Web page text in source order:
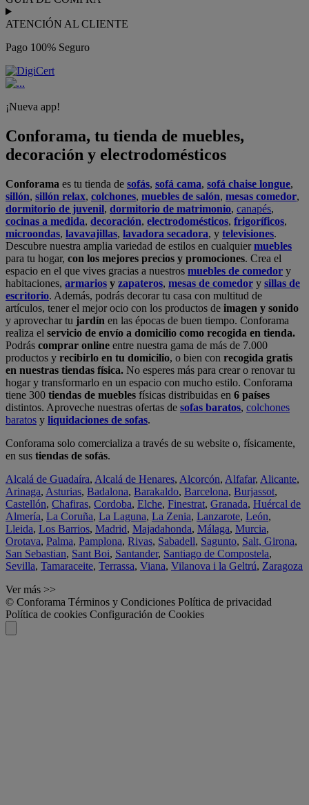
ATENCIÓN AL CLIENTE
Pago 100% Seguro
¡Nueva app!
Conforama, tu tienda de muebles,
decoración y electrodomésticos
Conforama es tu tienda de sofás, sofá cama, sofá chaise longue,
sillón, sillón relax, colchones, muebles de salón, mesas comedor,
dormitorio de juvenil, dormitorio de matrimonio, canapés,
cocinas a medida, decoración, electrodomésticos, frigoríficos,
microondas, lavavajillas, lavadora secadora, y televisiones.
Descubre nuestra amplia variedad de estilos en cualquiermuebles
para tu hogar, con los mejores precios y promociones. Crea el
espacio en el que vives gracias a nuestros muebles de comedor y
habitaciones, armarios y zapateros, mesas de comedor y sillas de
escritorio. Además, podrás decorar tu casa con multitud de
artículos, tener el mejor ocio con los productos de imagen y sonido
y aprovechar tu jardín en las épocas de buen tiempo. Conforama
realiza el servicio de envío a domicilio como recogida en tienda.
Podrás comprar online entre nuestra gama de más de 7.000
productos y recibirlo en tu domicilio, o bien con recogida gratis
en nuestras tiendas física. No esperes más para crear o renovar tu
hogar y transformarlo en un espacio con mucho estilo. Conforama
tiene 300 tiendas de muebles físicas distribuidas en 6 países
distintos. Aproveche nuestras ofertas de sofas baratos, colchones
baratos y liquidaciones de sofas.
Conforama solo comercializa a través de su website o, físicamente,
en sus tiendas de sofás.
Alcalá de Guadaíra, Alcalá de Henares, Alcorcón, Alfafar, Alicante,
Arinaga, Asturias, Badalona, Barakaldo, Barcelona, Burjassot,
Castellón, Chafiras, Cordoba, Elche, Finestrat, Granada, Huércal de
Almería, La Coruña, La Laguna, La Zenia, Lanzarote, León,
Lleida, Los Barrios, Madrid, Majadahonda, Málaga, Murcia,
Orotava, Palma, Pamplona, Rivas, Sabadell, Sagunto, Salt, Girona,
San Sebastian, Sant Boi, Santander, Santiago de Compostela,
Sevilla, Tamaraceite, Terrassa, Viana, Vilanova i la Geltrú, Zaragoza
Ver más >>
© Conforama Términos y Condiciones Política de privacidad
Política de cookies Configuración de Cookies